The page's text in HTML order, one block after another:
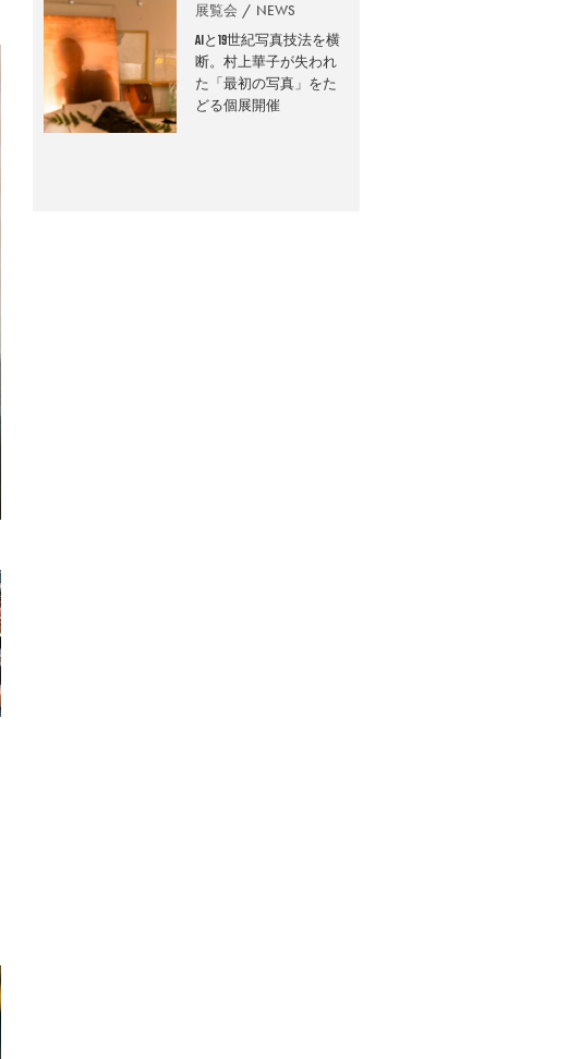
展覧会 NEWS
AIと19世紀写真技法を横
断。村上華子が失われ
た「最初の写真」をた
どる個展開催